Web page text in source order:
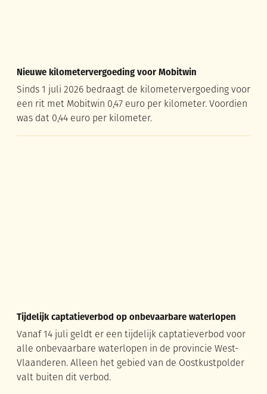
Nieuwe kilometervergoeding voor Mobitwin
Sinds 1 juli 2026 bedraagt de kilometervergoeding voor
een rit met Mobitwin 0,47 euro per kilometer. Voordien
was dat 0,44 euro per kilometer.
Tijdelijk captatieverbod op onbevaarbare waterlopen
Vanaf 14 juli geldt er een tijdelijk captatieverbod voor
alle onbevaarbare waterlopen in de provincie West-
Vlaanderen. Alleen het gebied van de Oostkustpolder
valt buiten dit verbod.